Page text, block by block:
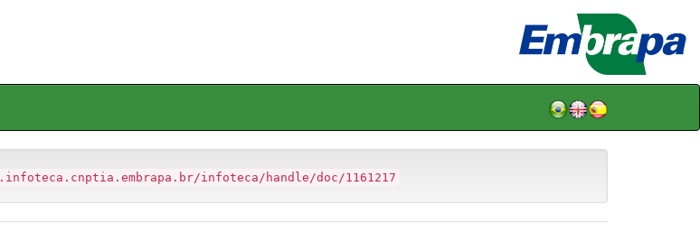
infoteca/handle/doc/1161217